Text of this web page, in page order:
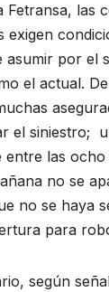
Fetransa, las
exigen
asumir por el
el actual.
el siniestro;
entre las
no se
no se haya
para
según